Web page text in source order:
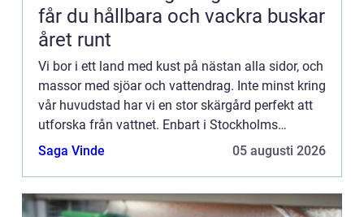
får du hållbara och vackra buskar
året runt
Vi bor i ett land med kust på nästan alla sidor, och
massor med sjöar och vattendrag. Inte minst kring
vår huvudstad har vi en stor skärgård perfekt att
utforska från vattnet. Enbart i Stockholms
skärg&arin...
Saga Vinde 05 augusti 2026